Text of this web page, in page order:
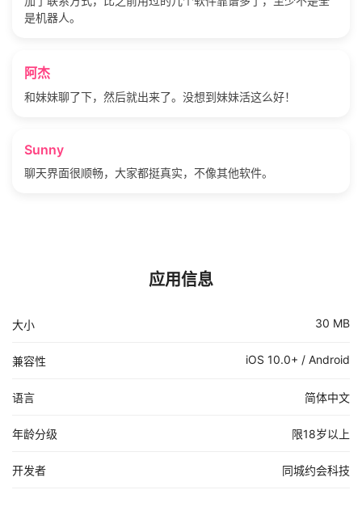
是机器人。
阿杰
和妹妹聊了下，然后就出来了。没想到妹妹活这么好！
Sunny
聊天界面很顺畅，大家都挺真实，不像其他软件。
应用信息
大小 30 MB
兼容性 iOS 10.0+ / Android
语言 简体中文
年龄分级 限18岁以上
开发者 同城约会科技